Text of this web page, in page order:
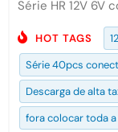
Série HR 12V 6V
HOT TAGS
Série 40pcs
Descarga de alta
fora colocar toda a